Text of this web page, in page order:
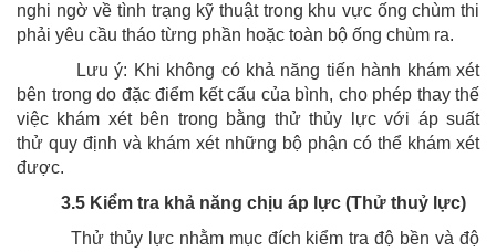
nghi ngờ về tình trạng kỹ thuật trong khu vực ống chùm thi
phải yêu cầu tháo từng phần hoặc toàn bộ ống chùm ra.
Lưu ý: Khi không có khả năng tiến hành khám xét
bên trong do đặc điểm kết cấu của bình, cho phép thay thế
việc khám xét bên trong bằng thử thủy lực với áp suất
thử quy định và khám xét những bộ phận có thể khám xét
được.
3.5 Kiểm tra khả năng chịu áp lực (Thử thuỷ lực)
Thử thủy lực nhằm mục đích kiểm tra độ bền và độ